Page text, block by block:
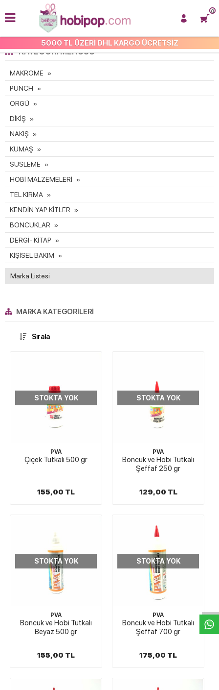
5000 TL ÜZERİ DHL KARGO ÜCRETSİZ
0
KATEGORI MENÜSÜ
MAKROME
PUNCH
ÖRGÜ
DİKİŞ
NAKIŞ
KUMAŞ
SÜSLEME
HOBİ MALZEMELERİ
TEL KIRMA
KENDİN YAP KİTLER
BONCUKLAR
DERGİ- KİTAP
KİŞİSEL BAKIM
Marka Listesi
MARKA KATEGORILERI
Sırala
STOKTA YOK
PVA
Çiçek Tutkalı 500 gr
155,00 TL
STOKTA YOK
PVA
Boncuk ve Hobi Tutkalı
Şeffaf 250 gr
129,00 TL
STOKTA YOK
PVA
Boncuk ve Hobi Tutkalı
Beyaz 500 gr
155,00 TL
STOKTA YOK
PVA
Boncuk ve Hobi Tutkalı
Şeffaf 700 gr
175,00 TL